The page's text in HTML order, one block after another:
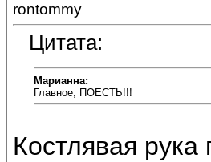
rontommy
Цитата:
Марианна:
Главное, ПОЕСТЬ!!!
Костлявая рука